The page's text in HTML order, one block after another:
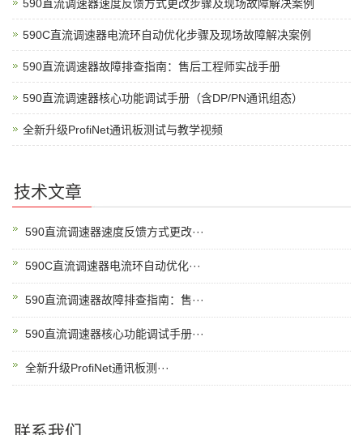
590直流调速器速度反馈方式更改步骤及现场故障解决案例
590C直流调速器电流环自动优化步骤及现场故障解决案例
590直流调速器故障排查指南：售后工程师实战手册
590直流调速器核心功能调试手册（含DP/PN通讯组态）
全新升级ProfiNet通讯板测试与教学视频
技术文章
590直流调速器速度反馈方式更改···
590C直流调速器电流环自动优化···
590直流调速器故障排查指南：售···
590直流调速器核心功能调试手册···
全新升级ProfiNet通讯板测···